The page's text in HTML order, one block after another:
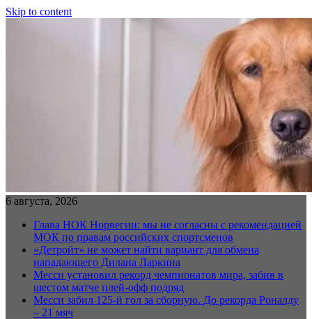
Skip to content
6 августа, 2026
Глава НОК Норвегии: мы не согласны с рекомендацией
МОК по правам российских спортсменов
«Детройт» не может найти вариант для обмена
нападающего Дилана Ларкина
Месси установил рекорд чемпионатов мира, забив в
шестом матче плей‑офф подряд
Месси забил 125-й гол за сборную. До рекорда Роналду
– 21 мяч